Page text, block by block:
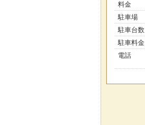
料金
駐車場
駐車台数
駐車料金
電話